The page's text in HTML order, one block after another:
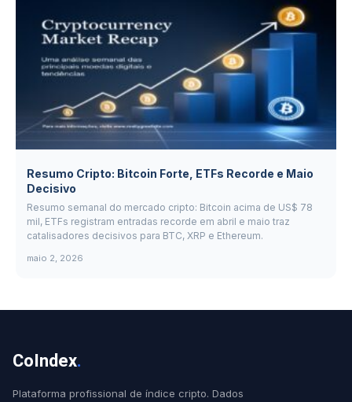
Resumo Cripto: Bitcoin Forte, ETFs Recorde e Maio
Decisivo
Resumo semanal do mercado cripto: Bitcoin acima de US$ 78
mil, ETFs registram entradas recorde em abril e maio traz
catalisadores decisivos para BTC, XRP e Ethereum.
maio 2, 2026
CoIndex.
Plataforma profissional de índice cripto. Dados